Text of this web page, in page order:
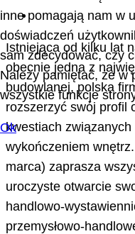
Istniejąca od kilku lat
obecnie jedna z
budowlanej, polska
rozszerzyć swój profil
kwestiach
wykończeniem
marca) zaprasza
uroczyste otwarcie
handlowo-
przemysłowo-
inne pomagają nam w
doświadczeń
sam zdecydować, czy
Należy pamiętać, że w
wszystkie funkcje
Ok